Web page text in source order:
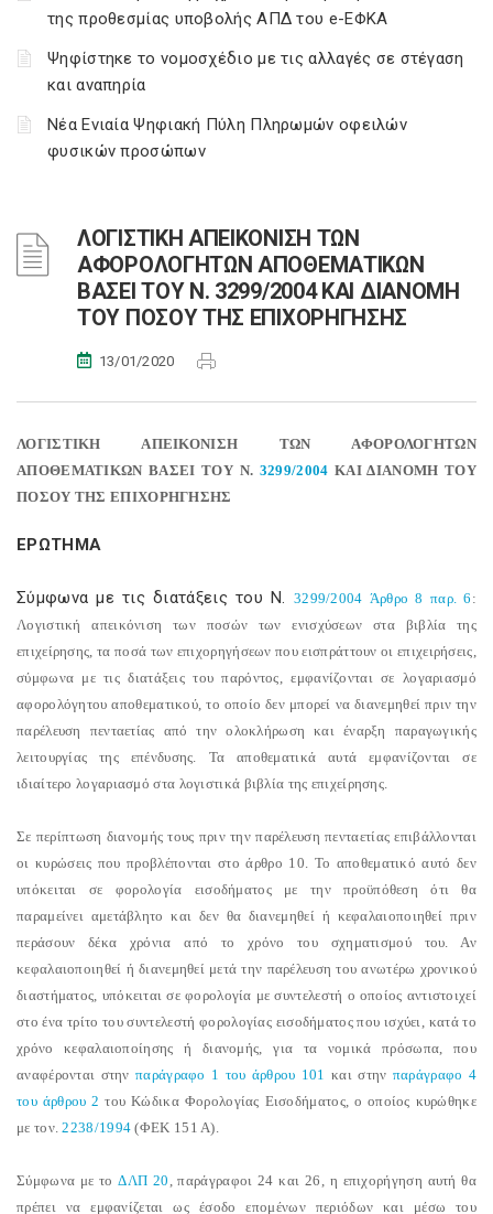
της προθεσμίας υποβολής ΑΠΔ του e-ΕΦΚΑ
Ψηφίστηκε το νομοσχέδιο με τις αλλαγές σε στέγαση
και αναπηρία
Νέα Ενιαία Ψηφιακή Πύλη Πληρωμών οφειλών
φυσικών προσώπων
ΛΟΓΙΣΤΙΚΗ ΑΠΕΙΚΟΝΙΣΗ ΤΩΝ
ΑΦΟΡΟΛΟΓΗΤΩΝ ΑΠΟΘΕΜΑΤΙΚΩΝ
ΒΑΣΕΙ ΤΟΥ N. 3299/2004 ΚΑΙ ΔΙΑΝΟΜΗ
ΤΟΥ ΠΟΣΟΥ ΤΗΣ ΕΠΙΧΟΡΗΓΗΣΗΣ
13/01/2020
ΛΟΓΙΣΤΙΚΗ ΑΠΕΙΚΟΝΙΣΗ ΤΩΝ ΑΦΟΡΟΛΟΓΗΤΩΝ
ΑΠΟΘΕΜΑΤΙΚΩΝ ΒΑΣΕΙ ΤΟΥ N. 3299/2004 ΚΑΙ ΔΙΑΝΟΜΗ ΤΟΥ
ΠΟΣΟΥ ΤΗΣ ΕΠΙΧΟΡΗΓΗΣΗΣ
ΕΡΩΤΗΜΑ
Σύμφωνα με τις διατάξεις του N. 3299/2004 Άρθρο 8 παρ. 6 :
Λογιστική απεικόνιση των ποσών των ενισχύσεων στα βιβλία της
επιχείρησης, τα ποσά των επιχορηγήσεων που εισπράττουν οι επιχειρήσεις,
σύμφωνα με τις διατάξεις του παρόντος, εμφανίζονται σε λογαριασμό
αφορολόγητου αποθεματικού, το οποίο δεν μπορεί να διανεμηθεί πριν την
παρέλευση πενταετίας από την ολοκλήρωση και έναρξη παραγωγικής
λειτουργίας της επένδυσης. Τα αποθεματικά αυτά εμφανίζονται σε
ιδιαίτερο λογαριασμό στα λογιστικά βιβλία της επιχείρησης.
Σε περίπτωση διανομής τους πριν την παρέλευση πενταετίας επιβάλλονται
οι κυρώσεις που προβλέπονται στο άρθρο 10. Το αποθεματικό αυτό δεν
υπόκειται σε φορολογία εισοδήματος με την προϋπόθεση ότι θα
παραμείνει αμετάβλητο και δεν θα διανεμηθεί ή κεφαλαιοποιηθεί πριν
περάσουν δέκα χρόνια από το χρόνο του σχηματισμού του. Αν
κεφαλαιοποιηθεί ή διανεμηθεί μετά την παρέλευση του ανωτέρω χρονικού
διαστήματος, υπόκειται σε φορολογία με συντελεστή ο οποίος αντιστοιχεί
στο ένα τρίτο του συντελεστή φορολογίας εισοδήματος που ισχύει, κατά το
χρόνο κεφαλαιοποίησης ή διανομής, για τα νομικά πρόσωπα, που
αναφέρονται στηνπαράγραφο 1 του άρθρου 101 και στην παράγραφο 4
του άρθρου 2 του Κώδικα Φορολογίας Εισοδήματος, ο οποίος κυρώθηκε
με τον.2238/1994 (ΦΕΚ 151 Α).
Σύμφωνα με τοΔΛΠ 20 , παράγραφοι 24 και 26, η επιχορήγηση αυτή θα
πρέπει να εμφανίζεται ως έσοδο επομένων περιόδων και μέσω του